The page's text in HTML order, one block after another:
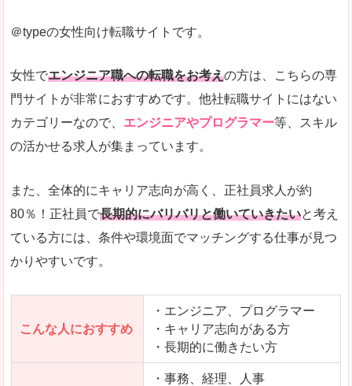
詳しい説明
希望する職種の平均時給がすぐにわかるので、給
また、他社転職サイトにはない日払いや週払いと
新着案件が続々とアップされるので、転職を急い
人気度
また、上戸彩さんのCMでおなじみなこともあり
使いやすさ
全体的にオレンジ色のトーンで、見ていても疲れ
「はたらこindex」で「大町市」の
求人を含んだページを見てみる
＠typeの女性向け転職サイトです。
女性でエンジニア職への転職をお考えの方は、こちらの専
門サイトが非常におすすめです。他社転職サイトにはない
カテゴリーなので、 エンジニアやプログラマー等、スキル
の活かせる求人が集まっています。
また、全体的にキャリア志向が高く、正社員求人が約
80％！正社員で長期的にバリバリと働いていきたいと考え
ている方には、条件や環境面でマッチングする仕事が見つ
かりやすいです。
こんな人におすすめ
・エンジニア、プログラマー
・キャリア志向がある方
・長期的に働きたい方
・事務、経理、人事